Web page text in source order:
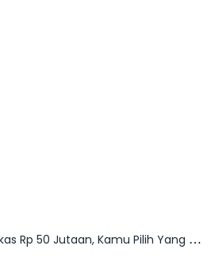
10 Rekomendasi Mobil Bekas Rp 50 Jutaan, Kamu Pilih Yang Mana?